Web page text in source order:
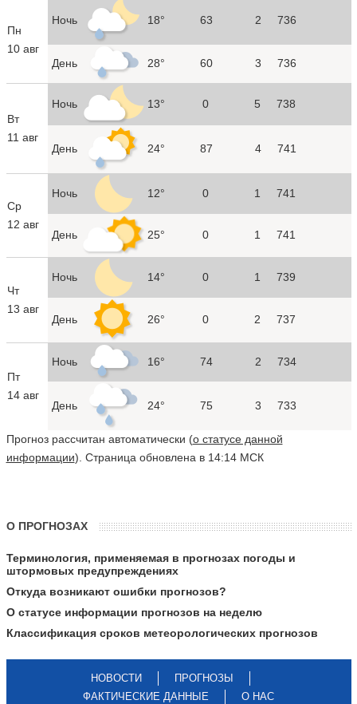
Пн
10 авг
Ночь 18° 63 2 736
День 28° 60 3 736
Вт
11 авг
Ночь 13° 0 5 738
День 24° 87 4 741
Ср
12 авг
Ночь 12° 0 1 741
День 25° 0 1 741
Чт
13 авг
Ночь 14° 0 1 739
День 26° 0 2 737
Пт
14 авг
Ночь 16° 74 2 734
День 24° 75 3 733
Прогноз рассчитан автоматически (о статусе данной
информации). Страница обновлена в 14:14 МСК
О ПРОГНОЗАХ
Терминология, применяемая в прогнозах погоды и
штормовых предупреждениях
Откуда возникают ошибки прогнозов?
О статусе информации прогнозов на неделю
Классификация сроков метеорологических прогнозов
НОВОСТИ
ПРОГНОЗЫ
ФАКТИЧЕСКИЕ ДАННЫЕ
О НАС